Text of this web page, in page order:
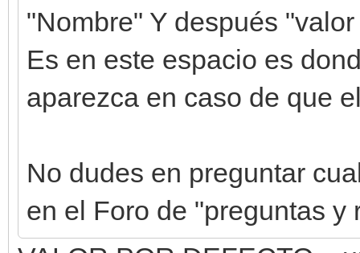
"Nombre" Y después
Es en este espacio es
aparezca en caso de que
No dudes en preguntar
en el Foro de "preguntas y